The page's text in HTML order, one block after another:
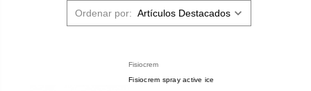
Ordenar por:
Fisiocrem
Fisiocrem spray active ice